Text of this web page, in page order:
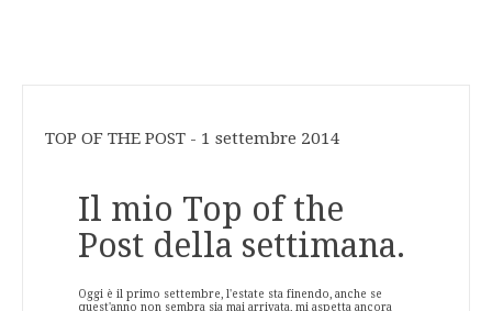
TOP OF THE POST - 1 settembre 2014
Il mio Top of the
Post della settimana.
Oggi è il primo settembre, l'estate sta finendo, anche se
quest'anno non sembra sia mai arrivata, mi aspetta ancora